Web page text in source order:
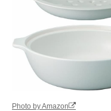
Photo by Amazon